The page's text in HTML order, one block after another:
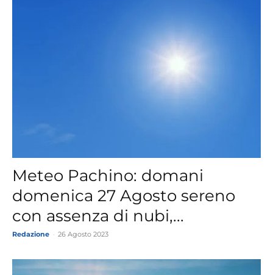
Meteo Pachino: domani
domenica 27 Agosto sereno
con assenza di nubi,...
Redazione 26 Agosto 2023